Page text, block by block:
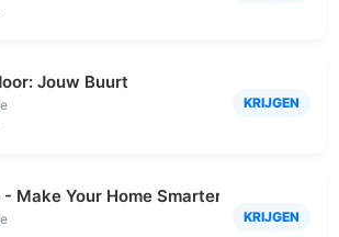
Jouw Buurt
KRIJGEN
Make Your Home Smarter
KRIJGEN